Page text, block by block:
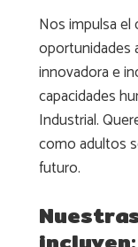
Nos impulsa el
oportunidades
innovadora e
capacidades
Industrial.
como adultos
futuro.